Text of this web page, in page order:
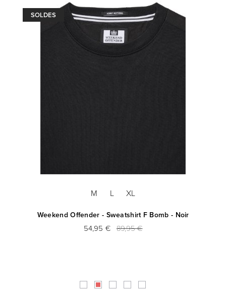
SOLDES
M L XL
Weekend Offender - Sweatshirt F Bomb - Noir
54,95 € 89,95 €